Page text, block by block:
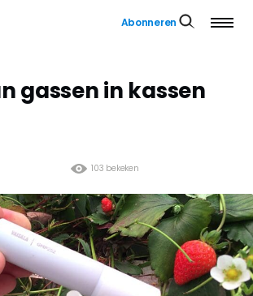
Abonneren
gassen in kassen
103 bekeken